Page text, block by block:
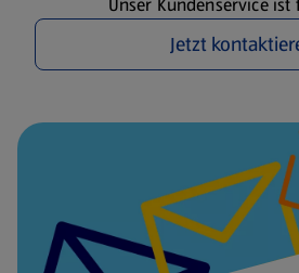
Unser Kundenservice
Jetzt